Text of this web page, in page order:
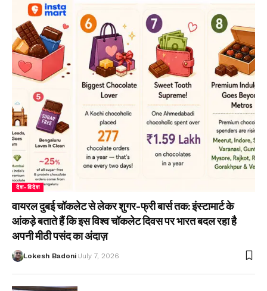
देश-विदेश
वायरल दुबई चॉकलेट से लेकर शुगर-फ्री बार्स तक: इंस्टामार्ट के
आंकड़े बताते हैं कि इस विश्व चॉकलेट दिवस पर भारत बदल रहा है
अपनी मीठी पसंद का अंदाज़
Lokesh Badoni July 7, 2026